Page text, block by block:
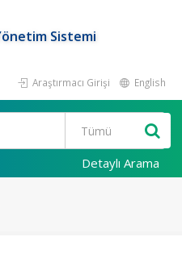
Sistemi
Araştırmacı Girişi English
Detaylı Arama